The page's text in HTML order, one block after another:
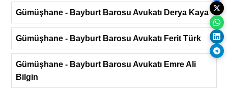
Gümüşhane - Bayburt Barosu Avukatı Derya Kaya
Gümüşhane - Bayburt Barosu Avukatı Ferit Türk
Gümüşhane - Bayburt Barosu Avukatı Emre Ali
Bilgin